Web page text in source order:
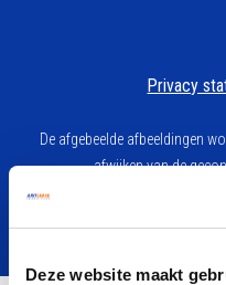
Deze website maakt
Privacy
De afgebeelde afbeeldingen
afwijken van de
Aan de betreffende